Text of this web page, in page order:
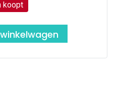
koopt